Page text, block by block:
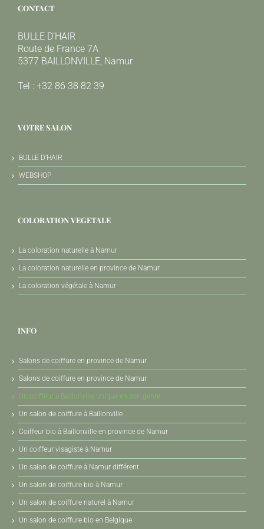
CONTACT
BULLE D’HAIR
Route de France 7A
5377 BAILLONVILLE, Namur
Tel : +32 86 38 82 39
VOTRE SALON
BULLE D’HAIR
WEBSHOP
COLORATION VEGETALE
La coloration naturelle à Namur
La coloration naturelle en province de Namur
La coloration végétale à Namur
INFO
Salons de coiffure en province de Namur
Salons de coiffure en province de Namur
Un coiffeur à Baillonville unique en son genre
Un salon de coiffure à Baillonville
Coiffeur bio à Baillonville en province de Namur
Un coiffeur visagiste à Namur
Un salon de coiffure à Namur différent
Un salon de coiffure bio à Namur
Un salon de coiffure naturel à Namur
Un salon de coiffure bio en Belgique